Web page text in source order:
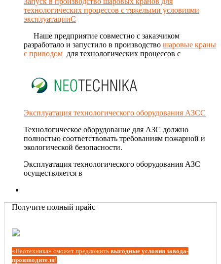
технологических процессов с тяжелыми условиями
эксплуатацииС
Наше предприятие совместно с заказчиком
разработало и запустило в производство шаровые краны
с приводом для технологических процессов с
Эксплуатация технологического оборудования АЗСС
Технологическое оборудование для АЗС должно
полностью соответствовать требованиям пожарной и
экологической безопасности.
Эксплуатация технологического оборудования АЗС
осуществляется в
Получите полный прайс
«Неотехника» сможет предложить выгодные условия завода-
производителя!